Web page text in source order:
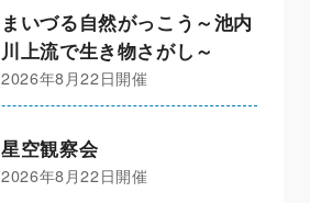
まいづる自然がっこう～池内
川上流で生き物さがし～
2026年8月22日開催
星空観察会
2026年8月22日開催